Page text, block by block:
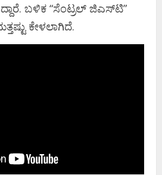
ಬಳಿಕ “ಸೆಂಟ್ರಲ್ ಜಿಎಸ್‌ಟಿ”
ಕೇಳಲಾಗಿದೆ.